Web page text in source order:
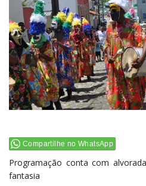
Compartilhe no WhatsApp
Programação conta com
fantasia